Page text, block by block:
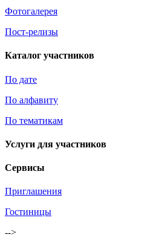
Фотогалерея
Пост-релизы
Каталог участников
По дате
По алфавиту
По тематикам
Услуги для участников
Сервисы
Приглашения
Гостиницы
-->